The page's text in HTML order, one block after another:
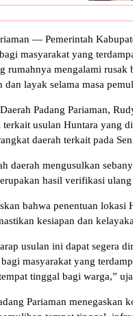
— Pemerintah
masyarakat yang
rumahnya mengalami rusak
dan layak selama masa
Padang Pariaman,
usulan Huntara yang
daerah terkait pada
daerah mengusulkan
hasil verifikasi
bahwa penentuan lokasi
kesiapan dan
usulan ini dapat segera
masyarakat yang
tinggal bagi warga,”
Pariaman menegaskan